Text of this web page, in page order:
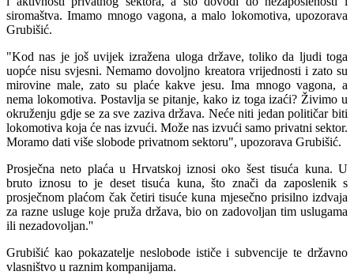
siromaštva. Imamo mnogo vagona, a malo lokomotiva, upozorava
Grubišić.
"Kod nas je još uvijek izražena uloga države, toliko da ljudi toga
uopće nisu svjesni. Nemamo dovoljno kreatora vrijednosti i zato su
mirovine male, zato su plaće kakve jesu. Ima mnogo vagona, a
nema lokomotiva. Postavlja se pitanje, kako iz toga izaći? Živimo u
okruženju gdje se za sve zaziva država. Neće niti jedan političar biti
lokomotiva koja će nas izvući. Može nas izvući samo privatni sektor.
Moramo dati više slobode privatnom sektoru", upozorava Grubišić.
Prosječna neto plaća u Hrvatskoj iznosi oko šest tisuća kuna. U
bruto iznosu to je deset tisuća kuna, što znači da zaposlenik s
prosječnom plaćom čak četiri tisuće kuna mjesečno prisilno izdvaja
za razne usluge koje pruža država, bio on zadovoljan tim uslugama
ili nezadovoljan.''
Grubišić kao pokazatelje neslobode ističe i subvencije te državno
vlasništvo u raznim kompanijama.